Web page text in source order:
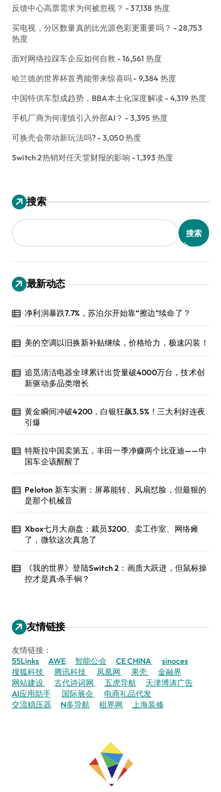
反馈中心高票需求为何被忽视？ - 37,138 热度
买电视，分区数量真的比光源色彩更重要吗？ - 28,753
热度
面对网络拉踩车企应如何自救 - 16,561 热度
哈兰德的世界杯首秀能带来惊喜吗 - 9,384 热度
中国特供车型成趋势，BBA本土化深度解读 - 4,319 热度
手机厂商为何谨慎引入外部AI？ - 3,395 热度
可换壳会带动新玩法吗? - 3,050 热度
Switch 2热销对任天堂财报的影响 - 1,393 热度
搜索
搜索
最新动态
净利润暴跌7.7%，苏泊尔开始靠“擦边”续命了？
美的空调以旧换新补贴继续，价格给力，极速闪装！
追觅清洁电器全球累计出货量破4000万台，技术创
新驱动多品类增长
黄金瞬间冲破4200，白银狂飙3.5%！三大利好连夜
引爆
特斯拉中国卖第五，丰田一季净赚两个比亚迪——中
国车企该醒醒了
Peloton 新车实测：屏幕能转、风扇怼脸，但最狠的
是那个机械音
Xbox七月大崩盘：裁员3200、卖工作室、网络瘫
了，微软这次真急了
《我的世界》登陆Switch 2：画质大跃进，但鼠标操
控才是真·杀手锏？
友情链接
友情链接：
55Links
AWE 智能公会 CE CHINA
sinoces
搜狐科技
腾讯科技 凤凰网 果壳
金融界
网站建设
古代诗词网 五虎导航
天津博涛广告
AI应用助手
国际展会
电商礼品代发
交流稳压器
N多导航 租界网 上海装修